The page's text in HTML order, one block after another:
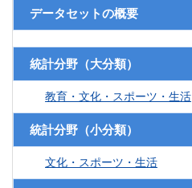
データセットの概要
統計分野（大分類）
教育・文化・スポーツ・生活
統計分野（小分類）
文化・スポーツ・生活